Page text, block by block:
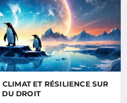
ET RÉSILIENCE SUR
DU DROIT